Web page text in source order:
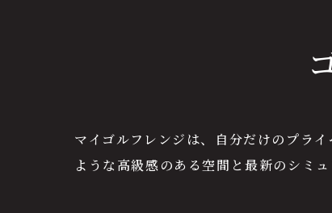
マイゴルフレンジは、自分だけのプラ
ような高級感のある空間と最新のシミ